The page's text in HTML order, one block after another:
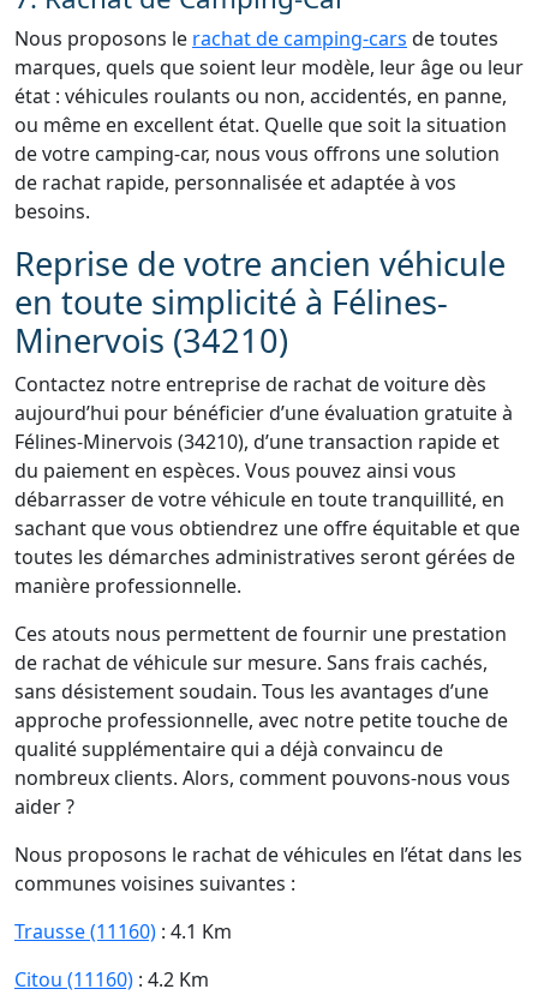
Nous proposons le rachat de camping-cars de toutes
marques, quels que soient leur modèle, leur âge ou leur
état : véhicules roulants ou non, accidentés, en panne,
ou même en excellent état. Quelle que soit la situation
de votre camping-car, nous vous offrons une solution
de rachat rapide, personnalisée et adaptée à vos
besoins.
Reprise de votre ancien véhicule
en toute simplicité à Félines-
Minervois (34210)
Contactez notre entreprise de rachat de voiture dès
aujourd’hui pour bénéficier d’une évaluation gratuite à
Félines-Minervois (34210), d’une transaction rapide et
du paiement en espèces. Vous pouvez ainsi vous
débarrasser de votre véhicule en toute tranquillité, en
sachant que vous obtiendrez une offre équitable et que
toutes les démarches administratives seront gérées de
manière professionnelle.
Ces atouts nous permettent de fournir une prestation
de rachat de véhicule sur mesure. Sans frais cachés,
sans désistement soudain. Tous les avantages d’une
approche professionnelle, avec notre petite touche de
qualité supplémentaire qui a déjà convaincu de
nombreux clients. Alors, comment pouvons-nous vous
aider ?
Nous proposons le rachat de véhicules en l’état dans les
communes voisines suivantes :
Trausse (11160) : 4.1 Km
Citou (11160) : 4.2 Km